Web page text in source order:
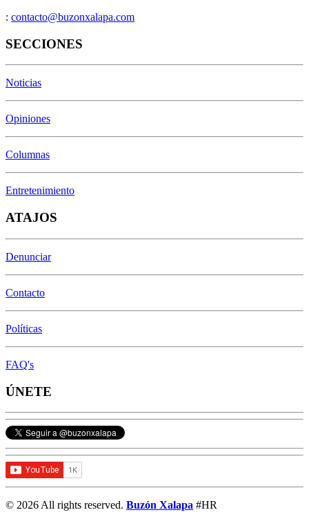
: contacto@buzonxalapa.com
SECCIONES
Noticias
Opiniones
Columnas
Entretenimiento
ATAJOS
Denunciar
Contacto
Políticas
FAQ's
ÚNETE
© 2026 All rights reserved. Buzón Xalapa #HR